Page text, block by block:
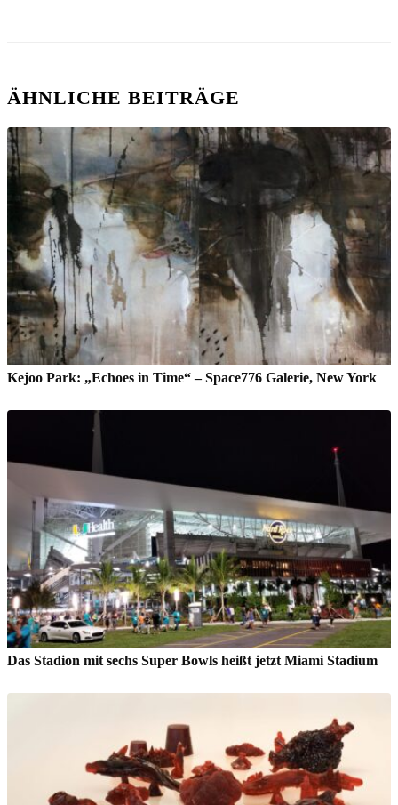
ÄHNLICHE BEITRÄGE
Kejoo Park: „Echoes in Time“ – Space776 Galerie, New York
Das Stadion mit sechs Super Bowls heißt jetzt Miami Stadium